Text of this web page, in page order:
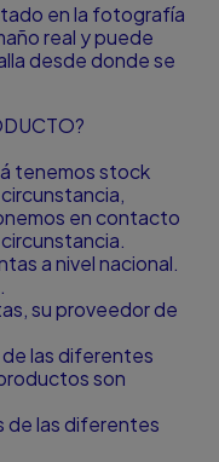
en la fotografía
real y puede
desde donde se
tenemos stock
en contacto
a nivel nacional.
su proveedor de
las diferentes
son
de las diferentes